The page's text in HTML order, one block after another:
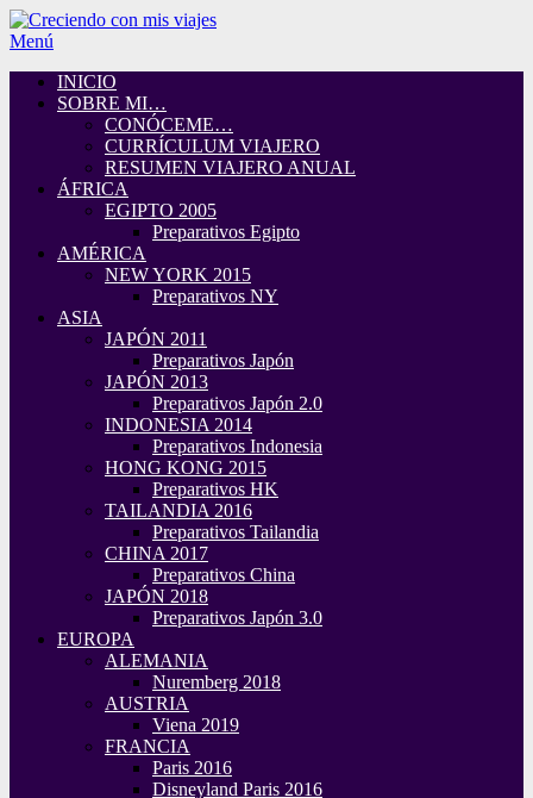
Menú
INICIO
SOBRE MI…
CONÓCEME…
CURRÍCULUM VIAJERO
RESUMEN VIAJERO ANUAL
ÁFRICA
EGIPTO 2005
Preparativos Egipto
AMÉRICA
NEW YORK 2015
Preparativos NY
ASIA
JAPÓN 2011
Preparativos Japón
JAPÓN 2013
Preparativos Japón 2.0
INDONESIA 2014
Preparativos Indonesia
HONG KONG 2015
Preparativos HK
TAILANDIA 2016
Preparativos Tailandia
CHINA 2017
Preparativos China
JAPÓN 2018
Preparativos Japón 3.0
EUROPA
ALEMANIA
Nuremberg 2018
AUSTRIA
Viena 2019
FRANCIA
Paris 2016
Disneyland Paris 2016